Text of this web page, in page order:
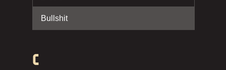
Bullshit
C